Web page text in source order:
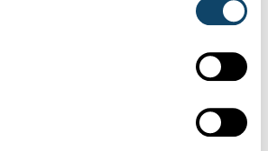
helfen, Blaualgen in
Bloomin‘ Algae kann jeder in
Cyanobakterien